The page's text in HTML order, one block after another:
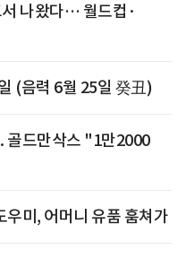
나왔다… 월드컵·
(음력 6월 25일 癸丑)
골드만삭스 "1만2000
미, 어머니 유품 훔쳐가